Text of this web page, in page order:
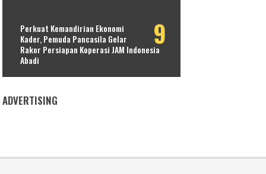
Perkuat Kemandirian Ekonomi
Kader, Pemuda Pancasila Gelar
Rakor Persiapan Koperasi JAM Indonesia
Abadi
ADVERTISING